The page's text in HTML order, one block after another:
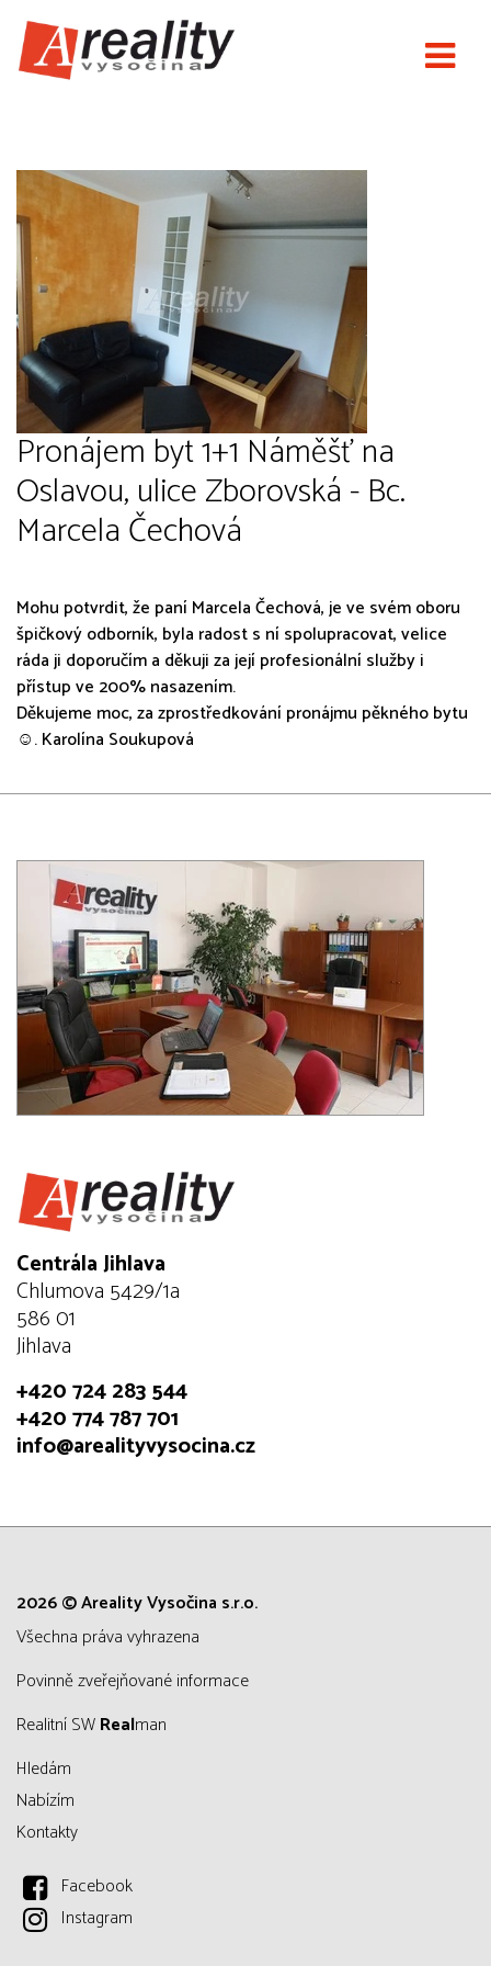
Pronájem byt 1+1 Náměšť na
Oslavou, ulice Zborovská - Bc.
Marcela Čechová
Mohu potvrdit, že paní Marcela Čechová, je ve svém oboru
špičkový odborník, byla radost s ní spolupracovat, velice
ráda ji doporučím a děkuji za její profesionální služby i
přístup ve 200% nasazením.
Děkujeme moc, za zprostředkování pronájmu pěkného bytu
☺️. Karolína Soukupová
Centrála Jihlava
Chlumova 5429/1a
586 01
Jihlava
+420 724 283 544
+420 774 787 701
info@arealityvysocina.cz
2026 © Areality Vysočina s.r.o.
všechna práva vyhrazena
Povinně zveřejňované informace
Realitní SWRealman
Hledám
Nabízím
Kontakty
Facebook
Instagram